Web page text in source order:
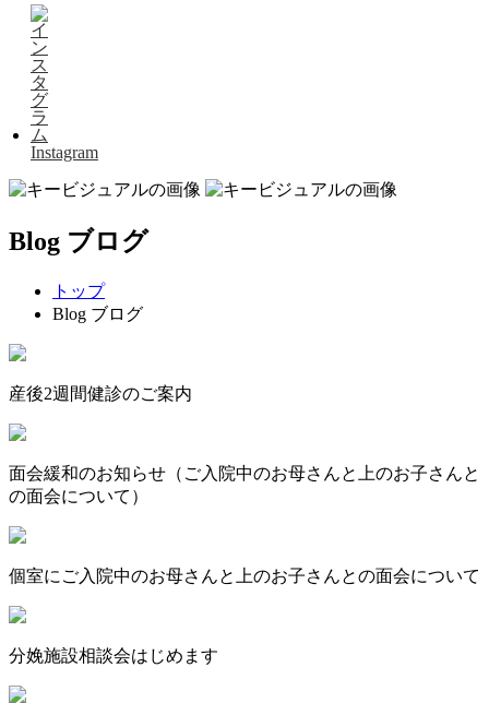
Instagram
Blog ブログ
トップ
Blog ブログ
産後2週間健診のご案内
面会緩和のお知らせ（ご入院中のお母さんと上のお子さんと
の面会について）
個室にご入院中のお母さんと上のお子さんとの面会について
分娩施設相談会はじめます